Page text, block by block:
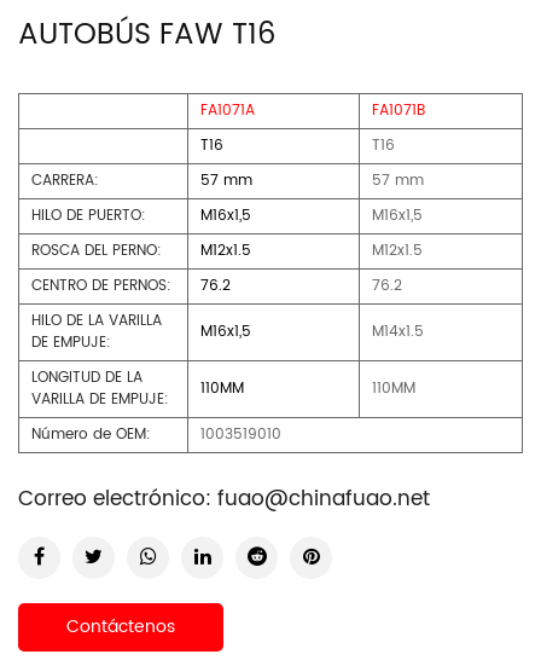
AUTOBÚS FAW T16
FA1071A
FA1071B
T16
T16
CARRERA:
57 mm
57 mm
HILO DE PUERTO:
M16x1,5
M16x1,5
ROSCA DEL PERNO:
M12x1.5
M12x1.5
CENTRO DE PERNOS:
76.2
76.2
HILO DE LA VARILLA
DE EMPUJE:
M16x1,5
M14x1.5
LONGITUD DE LA
VARILLA DE EMPUJE:
110MM
110MM
Número de OEM:
1003519010
Correo electrónico: fuao@chinafuao.net
Contáctenos